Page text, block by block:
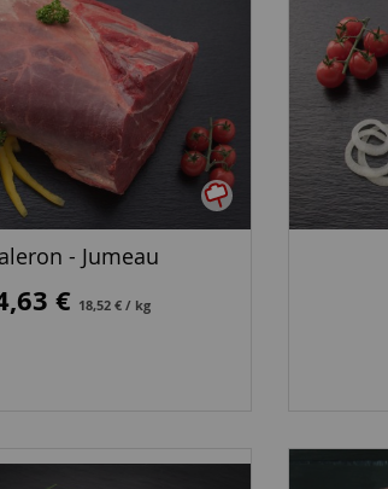
- Jumeau
€ 18,52 € / kg